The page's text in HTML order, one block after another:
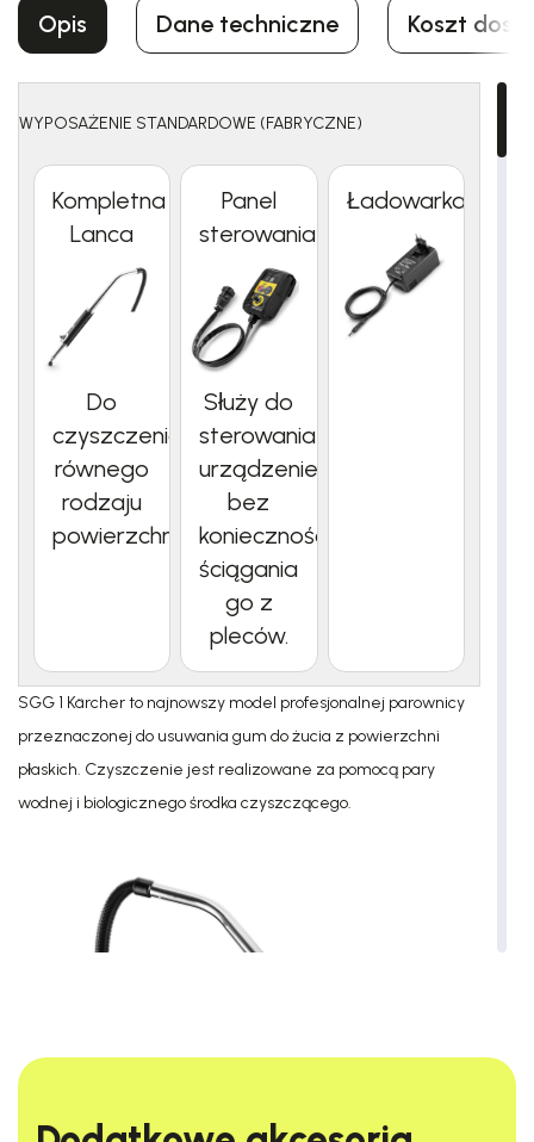
Opis Dane techniczne Koszt
WYPOSAŻENIE STANDARDOWE (FABRYCZNE)
Kompletna
Lanca
Do
czyszczenia
równego
rodzaju
powierzchni.
Panel
sterowania
Służy do
sterowania
urządzeniem
bez
konieczności
ściągania
go z
pleców.
Ładowarka
SGG 1 Kärcher to najnowszy model profesjonalnej parownicy
przeznaczonej do usuwania gum do żucia z powierzchni
płaskich. Czyszczenie jest realizowane za pomocą pary
wodnej i biologicznego środka czyszczącego.